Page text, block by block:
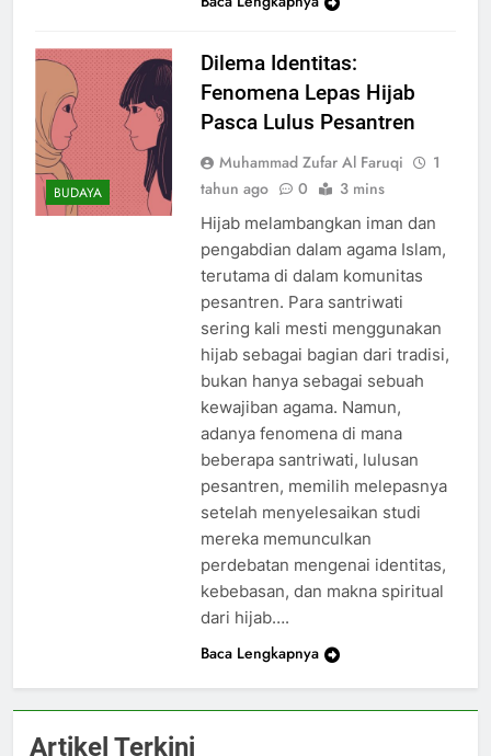
BUDAYA
Dilema Identitas:
Fenomena Lepas Hijab
Pasca Lulus Pesantren
Muhammad Zufar Al Faruqi
1
tahun ago
0 3 mins
Hijab melambangkan iman dan
pengabdian dalam agama Islam,
terutama di dalam komunitas
pesantren. Para santriwati
sering kali mesti menggunakan
hijab sebagai bagian dari tradisi,
bukan hanya sebagai sebuah
kewajiban agama. Namun,
adanya fenomena di mana
beberapa santriwati, lulusan
pesantren, memilih melepasnya
setelah menyelesaikan studi
mereka memunculkan
perdebatan mengenai identitas,
kebebasan, dan makna spiritual
dari hijab….
Baca Lengkapnya
Artikel Terkini